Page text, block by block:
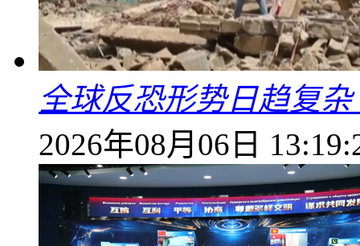
全球反恐形势日趋复
2026年08月06日